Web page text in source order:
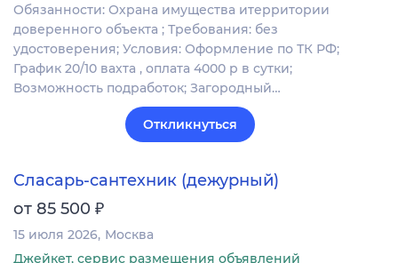
Обязанности: Охрана имущества итерритории
доверенного объекта ; Требования: без
удостоверения; Условия: Оформление по ТК РФ;
График 20/10 вахта , оплата 4000 р в сутки;
Возможность подработок; Загородный…
Откликнуться
Сласарь-сантехник (дежурный)
от 85 500 ₽
15 июля 2026 Москва
Джейкет, сервис размещения объявлений